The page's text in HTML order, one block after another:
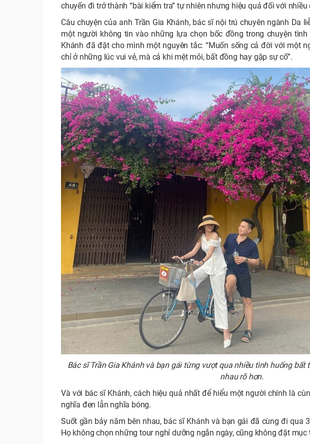
chuyến đi trở thành “bài kiểm tra” tự nhiên nhưng hiệu quả đối với nhiều
Câu chuyện của anh Trần Gia Khánh, bác sĩ nội trú chuyên ngành Da
một người không tin vào những lựa chọn bốc đồng trong chuyện
Khánh đã đặt cho mình một nguyên tắc: “Muốn sống cả đời với một
chỉ ở những lúc vui vẻ, mà cả khi mệt mỏi, bất đồng hay gặp sự cố”.
Bác sĩ Trần Gia Khánh và bạn gái từng vượt qua nhiều tình huống bất
nhau rõ hơn.
Và với bác sĩ Khánh, cách hiệu quả nhất để hiểu một người chính là
nghĩa đen lẫn nghĩa bóng.
Suốt gần bảy năm bên nhau, bác sĩ Khánh và bạn gái đã cùng đi qua
Họ không chọn những tour nghỉ dưỡng ngắn ngày, cũng không đặt mục